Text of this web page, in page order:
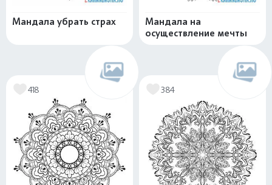
Мандала убрать страх
Мандала на
осуществление мечты
418 384